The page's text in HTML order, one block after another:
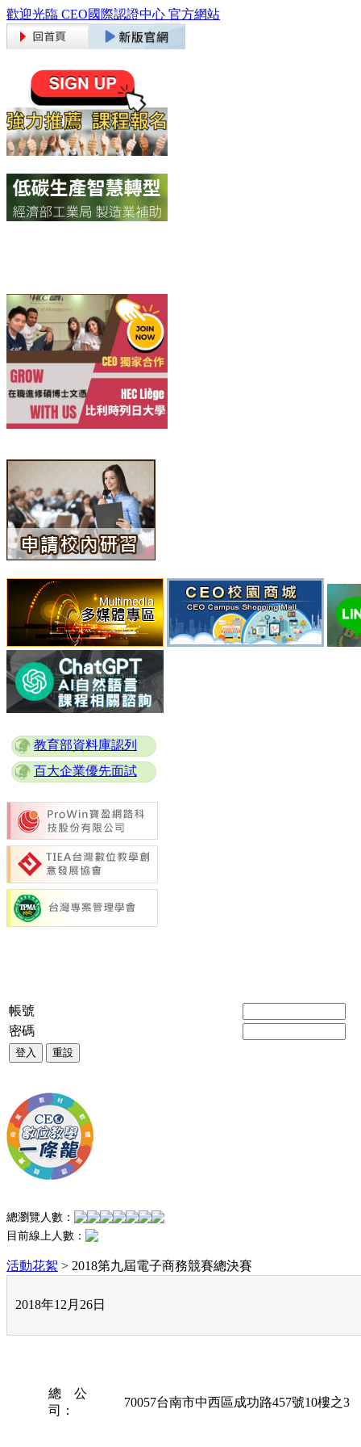
歡迎光臨 CEO國際認證中心 官方網站
教育部資料庫認列
百大企業優先面試
帳號
密碼
登入 重設
總瀏覽人數：
目前線上人數：
活動花絮 > 2018第九屆電子商務競賽總決賽
2018年12月26日
總 公
司：
70057台南市中西區成功路457號10樓之3